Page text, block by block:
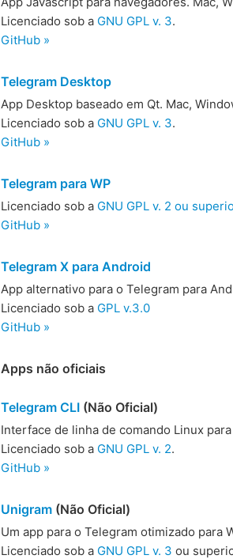
Licenciado sob a GNU GPL v. 3.
GitHub »
Telegram Desktop
App Desktop baseado em Qt. Mac,
Licenciado sob a GNU GPL v. 3.
GitHub »
Telegram para WP
Licenciado sob a GNU GPL v. 2 ou
GitHub »
Telegram X para Android
App alternativo para o Telegram para
Licenciado sob a GPL v.3.0
GitHub »
Apps não oficiais
Telegram CLI (Não Oficial)
Interface de linha de comando Linux
Licenciado sob a GNU GPL v. 2.
GitHub »
Unigram (Não Oficial)
Um app para o Telegram otimizado para
Licenciado sob a GNU GPL v. 3 ou